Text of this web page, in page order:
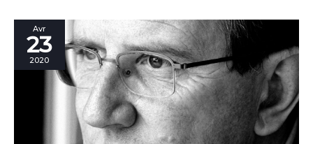
Avr
23
2020
Futur,
renaissance